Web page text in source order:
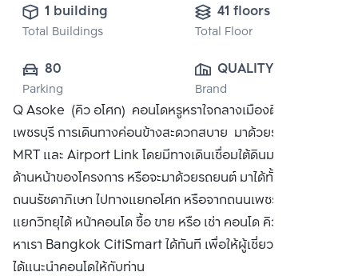
1 building
Total Buildings
41 floors
Total Floor
80
Parking
QUALITY
HOUSES PUBLIC
CO., LTD.
Brand
Q Asoke (คิว อโศก) คอนโดหรูหราใจกลางเมืองติด MRT
เพชรบุรี การเดินทางค่อนข้างสะดวกสบาย มาด้วยรถไฟฟ้า ทั้ง
MRT และ Airport Link โดยมีทางเดินเชื่อมใต้ดินมาถึงบริเวณ
ด้านหน้าของโครงการ หรือจะมาด้วยรถยนต์ มาได้ทั้งจากทาง
ถนนรัชดาภิเษก ไปทางแยกอโศก หรือจากถนนเพชรบุรีไปทาง
แยกวิทยุได้ หน้าคอนโด ซื้อ ขาย หรือ เช่า คอนโด คิว อโศก ติดต่อ
หาเรา Bangkok CitiSmart ได้ทันที เพื่อให้ผู้เชี่ยวชาญของเรา
ได้แนะนำคอนโดให้กับท่าน